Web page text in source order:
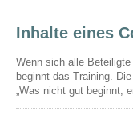
Inhalte eines
Wenn sich alle
beginnt das Training.
„Was nicht gut beginnt,